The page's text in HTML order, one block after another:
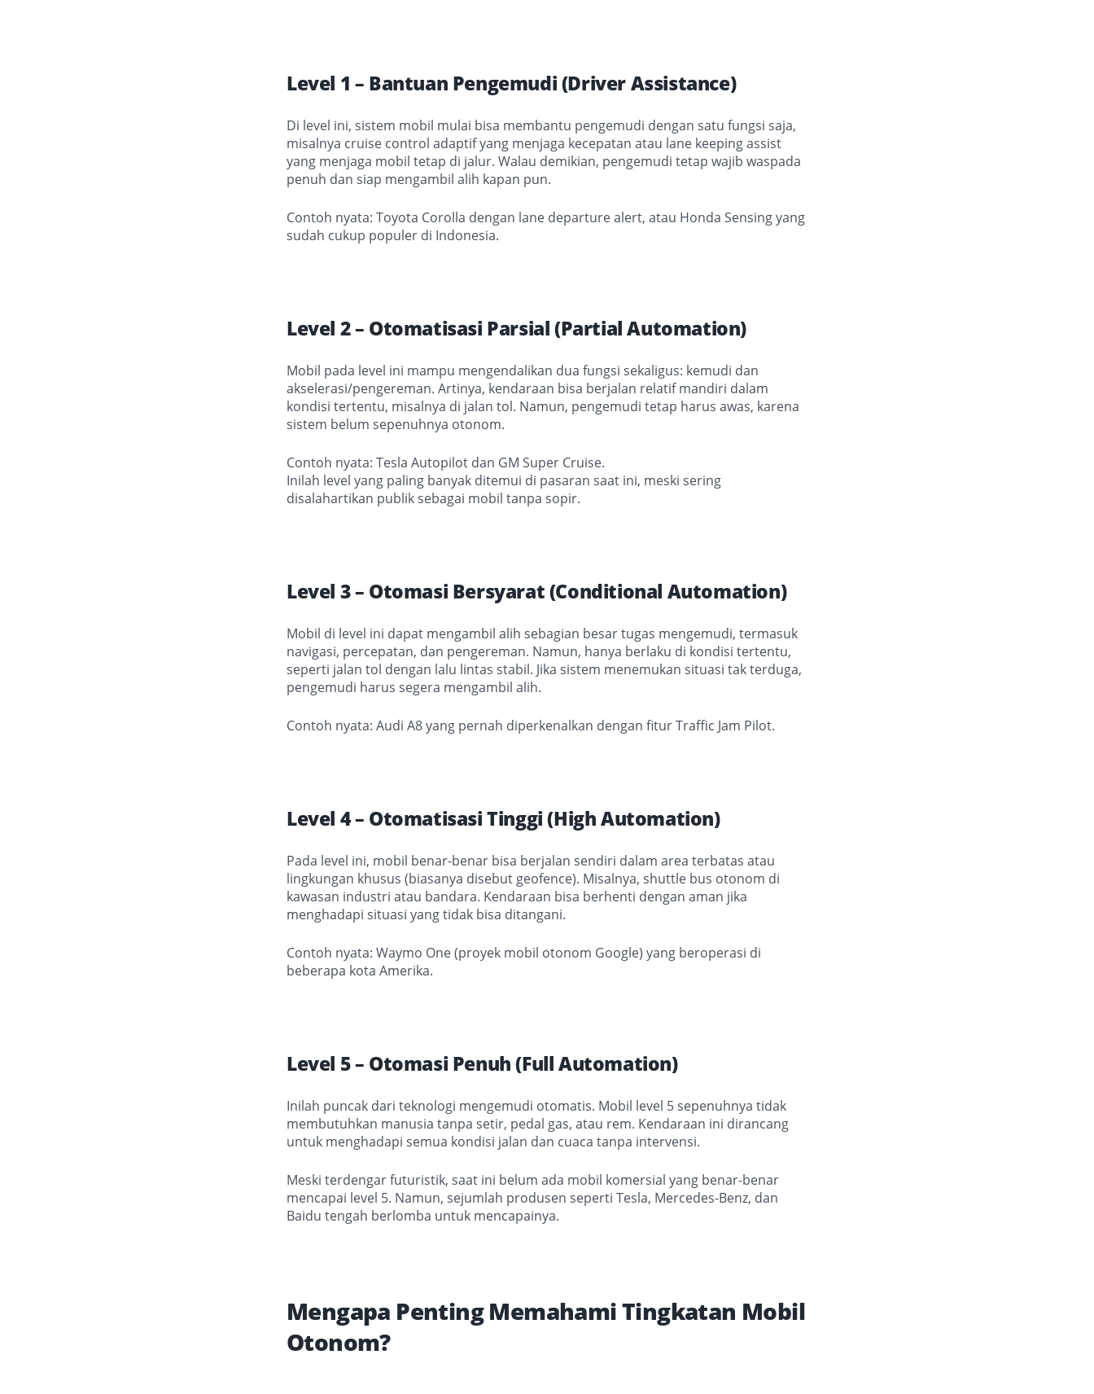
Level 1 – Bantuan Pengemudi (Driver Assistance)
Di level ini, sistem mobil mulai bisa membantu pengemudi dengan satu fungsi saja,
misalnya cruise control adaptif yang menjaga kecepatan atau lane keeping assist
yang menjaga mobil tetap di jalur. Walau demikian, pengemudi tetap wajib waspada
penuh dan siap mengambil alih kapan pun.
Contoh nyata: Toyota Corolla dengan lane departure alert, atau Honda Sensing yang
sudah cukup populer di Indonesia.
Level 2 – Otomatisasi Parsial (Partial Automation)
Mobil pada level ini mampu mengendalikan dua fungsi sekaligus: kemudi dan
akselerasi/pengereman. Artinya, kendaraan bisa berjalan relatif mandiri dalam
kondisi tertentu, misalnya di jalan tol. Namun, pengemudi tetap harus awas, karena
sistem belum sepenuhnya otonom.
Contoh nyata: Tesla Autopilot dan GM Super Cruise.
Inilah level yang paling banyak ditemui di pasaran saat ini, meski sering
disalahartikan publik sebagai mobil tanpa sopir.
Level 3 – Otomasi Bersyarat (Conditional Automation)
Mobil di level ini dapat mengambil alih sebagian besar tugas mengemudi, termasuk
navigasi, percepatan, dan pengereman. Namun, hanya berlaku di kondisi tertentu,
seperti jalan tol dengan lalu lintas stabil. Jika sistem menemukan situasi tak terduga,
pengemudi harus segera mengambil alih.
Contoh nyata: Audi A8 yang pernah diperkenalkan dengan fitur Traffic Jam Pilot.
Level 4 – Otomatisasi Tinggi (High Automation)
Pada level ini, mobil benar-benar bisa berjalan sendiri dalam area terbatas atau
lingkungan khusus (biasanya disebut geofence). Misalnya, shuttle bus otonom di
kawasan industri atau bandara. Kendaraan bisa berhenti dengan aman jika
menghadapi situasi yang tidak bisa ditangani.
Contoh nyata: Waymo One (proyek mobil otonom Google) yang beroperasi di
beberapa kota Amerika.
Level 5 – Otomasi Penuh (Full Automation)
Inilah puncak dari teknologi mengemudi otomatis. Mobil level 5 sepenuhnya tidak
membutuhkan manusia tanpa setir, pedal gas, atau rem. Kendaraan ini dirancang
untuk menghadapi semua kondisi jalan dan cuaca tanpa intervensi.
Meski terdengar futuristik, saat ini belum ada mobil komersial yang benar-benar
mencapai level 5. Namun, sejumlah produsen seperti Tesla, Mercedes-Benz, dan
Baidu tengah berlomba untuk mencapainya.
Mengapa Penting Memahami Tingkatan Mobil
Otonom?